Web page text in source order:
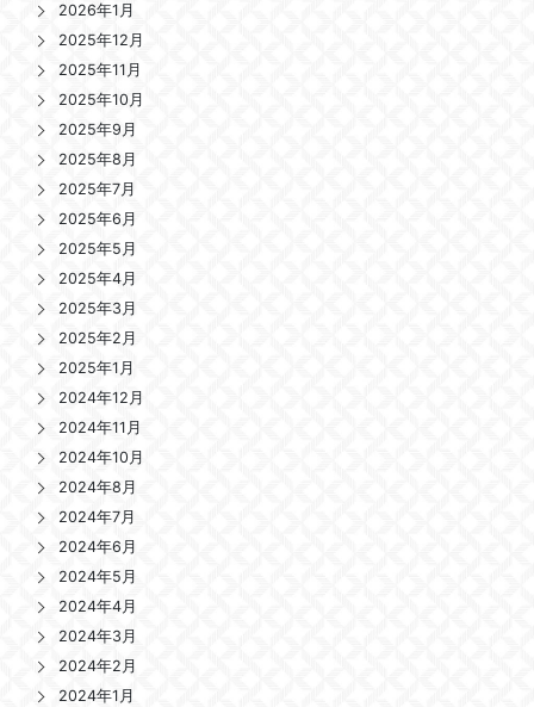
2026年1月
2025年12月
2025年11月
2025年10月
2025年9月
2025年8月
2025年7月
2025年6月
2025年5月
2025年4月
2025年3月
2025年2月
2025年1月
2024年12月
2024年11月
2024年10月
2024年8月
2024年7月
2024年6月
2024年5月
2024年4月
2024年3月
2024年2月
2024年1月